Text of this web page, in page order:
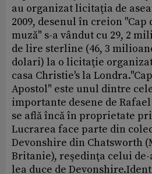
au organizat licitaţia de
2009, desenul în creion "Cap
muză" s-a vândut cu 29, 2
de lire sterline (46, 3
dolari) la o licitaţie
casa Christie's la
Apostol" este unul dintre
importante desene de
se află încă în proprietate
Lucrarea face parte din
Devonshire din Chatsworth
Britanie), reşedinţa celui de-
lea duce de